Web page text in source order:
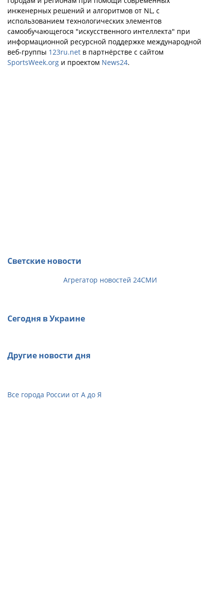
инженерных решений и алгоритмов от NL, с
использованием технологических элементов
самообучающегося "искусственного интеллекта" при
информационной ресурсной поддержке международной
веб-группы 123ru.net в партнёрстве с сайтом
SportsWeek.org и проектом News24.
Светские новости
Агрегатор новостей 24СМИ
Сегодня в Украине
Другие новости дня
Все города России от А до Я